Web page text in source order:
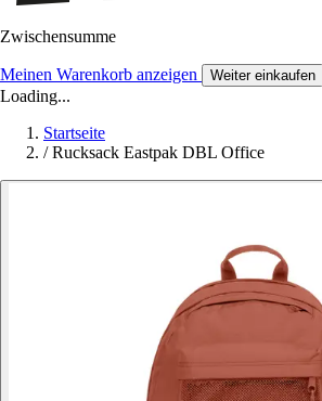
Zwischensumme
Meinen Warenkorb anzeigen Weiter einkaufen
Loading...
Startseite
/ Rucksack Eastpak DBL Office